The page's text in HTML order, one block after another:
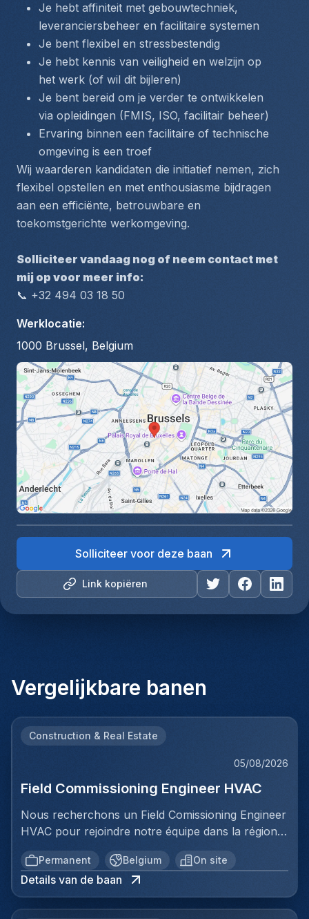
Je hebt affiniteit met gebouwtechniek,
leveranciersbeheer en facilitaire systemen
Je bent flexibel en stressbestendig
Je hebt kennis van veiligheid en welzijn op
het werk (of wil dit bijleren)
Je bent bereid om je verder te ontwikkelen
via opleidingen (FMIS, ISO, facilitair beheer)
Ervaring binnen een facilitaire of technische
omgeving is een troef
Wij waarderen kandidaten die initiatief nemen, zich
flexibel opstellen en met enthousiasme bijdragen
aan een efficiënte, betrouwbare en
toekomstgerichte werkomgeving.
Solliciteer vandaag nog of neem contact met
mij op voor meer info:
📞 +32 494 03 18 50
Werklocatie:
1000 Brussel, Belgium
Link kopiëren
Solliciteer voor deze baan
Vergelijkbare banen
Construction & Real Estate
05/08/2026
Field Commissioning Engineer HVAC
Nous recherchons un Field Comissioning Engineer
HVAC pour rejoindre notre équipe dans la région
de Bruxelles. Dans ce rôle, vous fournirez une
assistance technique sur site lors de la mise en
service et du démarrage des installations HVAC
pour nos clients. Vous serez responsable de
Permanent Belgium On site
Details van de baan